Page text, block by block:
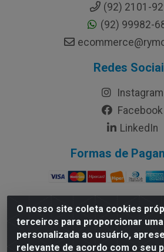
O nosso site coleta cookies
terceiros para proporcionar
personalizada ao usuário,
relevante de acordo com o seu
(92) 2101-
(92) 99982-
Redes
Instagram
Facebook
LinkedIn
Formas de
Rymo Imagem e Produtos Gráficos
Av. Ajuricaba, 379 - Cachoeirinha,
69065-110 - CNPJ